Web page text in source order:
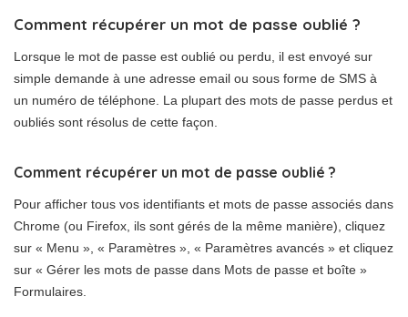
Comment récupérer un mot de passe oublié ?
Lorsque le mot de passe est oublié ou perdu, il est envoyé sur
simple demande à une adresse email ou sous forme de SMS à
un numéro de téléphone. La plupart des mots de passe perdus et
oubliés sont résolus de cette façon.
Comment récupérer un mot de passe oublié ?
Pour afficher tous vos identifiants et mots de passe associés dans
Chrome (ou Firefox, ils sont gérés de la même manière), cliquez
sur « Menu », « Paramètres », « Paramètres avancés » et cliquez
sur « Gérer les mots de passe dans Mots de passe et boîte »
Formulaires.